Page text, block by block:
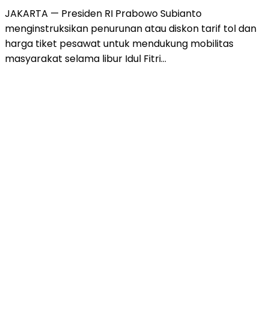
JAKARTA — Presiden RI Prabowo Subianto
menginstruksikan penurunan atau diskon tarif tol dan
harga tiket pesawat untuk mendukung mobilitas
masyarakat selama libur Idul Fitri…